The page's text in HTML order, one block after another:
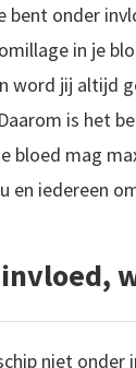
bent onder
in je
word jij altijd
is het
bloed mag
en iedereen
niet onder